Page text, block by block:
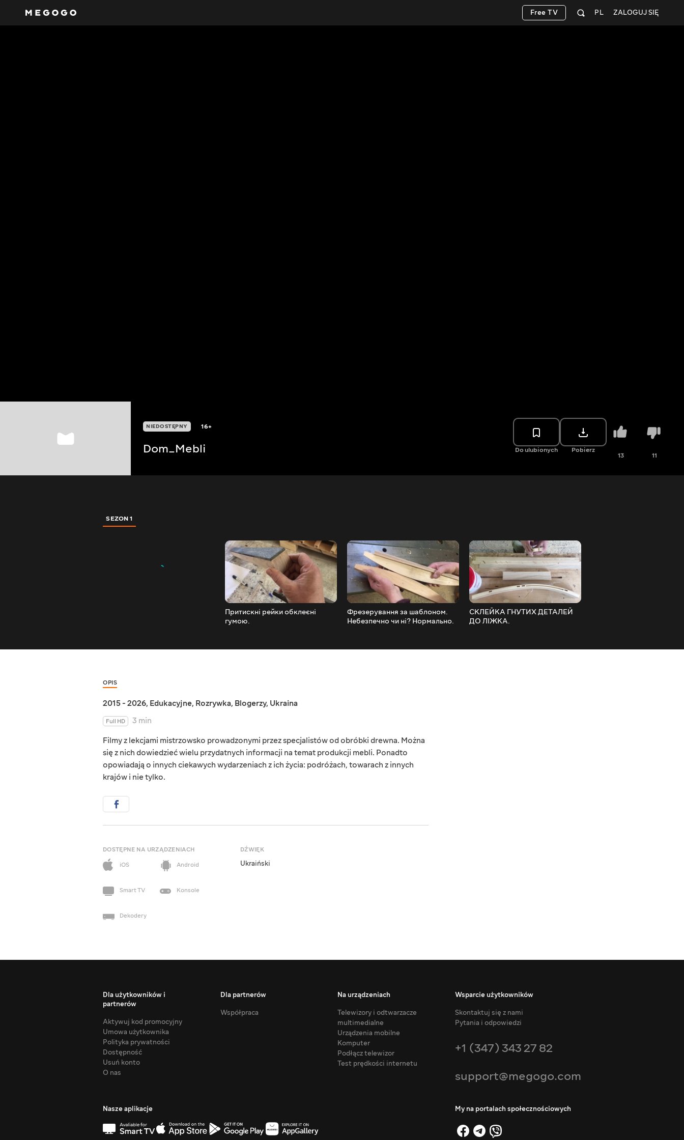
ZALOGUJ SIĘ
PL
Free TV
NIEDOSTĘPNY 16+
Dom_Mebli Do ulubionych Pobierz
13 11
SEZON 1
Притискні рейки обклеєні
гумою.
Фрезерування за шаблоном.
Небезпечно чи ні? Нормально.
СКЛЕЙКА ГНУТИХ ДЕТАЛЕЙ
ДО ЛІЖКА.
OPIS
2015 - 2026, Edukacyjne, Rozrywka, Blogerzy, Ukraina
Full HD
3 min
Filmy z lekcjami mistrzowsko prowadzonymi przez specjalistów od obróbki drewna. Można
się z nich dowiedzieć wielu przydatnych informacji na temat produkcji mebli. Ponadto
opowiadają o innych ciekawych wydarzeniach z ich życia: podróżach, towarach z innych
krajów i nie tylko.
DOSTĘPNE NA URZĄDZENIACH
iOS
Android
Smart TV Konsole
Dekodery
DŹWIĘK
Ukraiński
Dla użytkowników i
partnerów
Aktywuj kod promocyjny
Umowa użytkownika
Polityka prywatności
Dostępność
Usuń konto
O nas
Dla partnerów
Współpraca
Na urządzeniach
Telewizory i odtwarzacze
multimedialne
Urządzenia mobilne
Komputer
Podłącz telewizor
Test prędkości internetu
Wsparcie użytkowników
Skontaktuj się z nami
Pytania i odpowiedzi
+1 (347) 343 27 82
support@megogo.com
Nasze aplikacje My na portalach społecznościowych